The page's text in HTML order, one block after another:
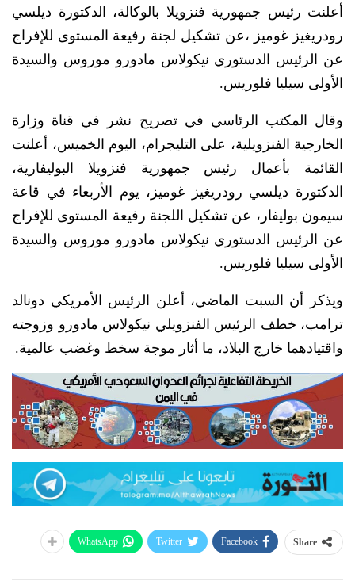
أعلنت رئيس جمهورية فنزويلا بالوكالة، الدكتورة ديلسي
رودريغيز غوميز ،عن تشكيل لجنة رفيعة المستوى للإفراج
عن الرئيس الدستوري نيكولاس مادورو موروس والسيدة
الأولى سيليا فلوريس.
وقال المكتب الرئاسي في تصريح نشر في قناة وزارة
الخارجية الفنزويلية، على التليجرام، اليوم الخميس، أعلنت
القائمة بأعمال رئيس جمهورية فنزويلا البوليفارية،
الدكتورة ديلسي رودريغيز غوميز، يوم الأربعاء في قاعة
سيمون بوليفار، عن تشكيل اللجنة رفيعة المستوى للإفراج
عن الرئيس الدستوري نيكولاس مادورو موروس والسيدة
الأولى سيليا فلوريس.
ويذكر أن السبت الماضي، أعلن الرئيس الأمريكي دونالد
ترامب، خطف الرئيس الفنزويلي نيكولاس مادورو وزوجته
واقتيادهما خارج البلاد، ما أثار موجة سخط وغضب عالمية.
Share
Facebook
Twitter
WhatsApp